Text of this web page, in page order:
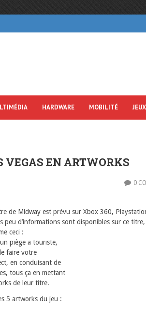
HARDWARE MOBILITÉ
EN ARTWORKS
0
de Midway est prévu sur Xbox 360,
peu d’informations sont disponibles sur ce
ceci :
piège a touriste,
faire votre
en conduisant de
tous ça en mettant
de leur titre.
5 artworks du jeu :